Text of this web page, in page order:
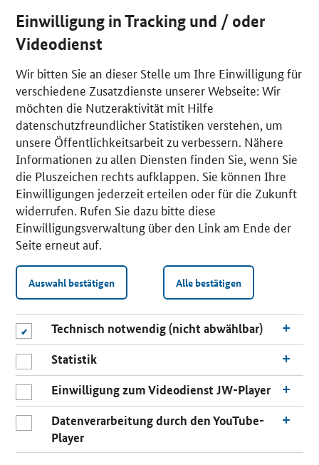
n
Einwilligung in Tracking und / oder
Videodienst
Wir bitten Sie an dieser Stelle um Ihre Einwilligung für
verschiedene Zusatzdienste unserer Webseite: Wir
möchten die Nutzeraktivität mit Hilfe
datenschutzfreundlicher Statistiken verstehen, um
unsere Öffentlichkeitsarbeit zu verbessern. Nähere
Informationen zu allen Diensten finden Sie, wenn Sie
die Pluszeichen rechts aufklappen. Sie können Ihre
Einwilligungen jederzeit erteilen oder für die Zukunft
widerrufen. Rufen Sie dazu bitte diese
Einwilligungsverwaltung über den Link am Ende der
Seite erneut auf.
Auswahl bestätigen Alle bestätigen
Technisch notwendig (nicht abwählbar)
Statistik
Einwilligung zum Videodienst JW-Player
Datenverarbeitung durch den YouTube-
Player